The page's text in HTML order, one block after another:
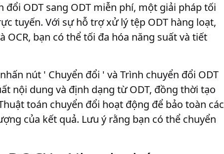
ODT sang ODT miễn phí, một giải pháp tối
tuyến. Với sự hỗ trợ xử lý tệp ODT hàng loạt,
bạn có thể tối đa hóa năng suất và tiết
nút ' Chuyển đổi ' và Trình chuyển đổi ODT
nội dung và định dạng từ ODT, đồng thời tạo
toán chuyển đổi hoạt động để bảo toàn các
của kết quả. Lưu ý rằng bạn có thể chuyển